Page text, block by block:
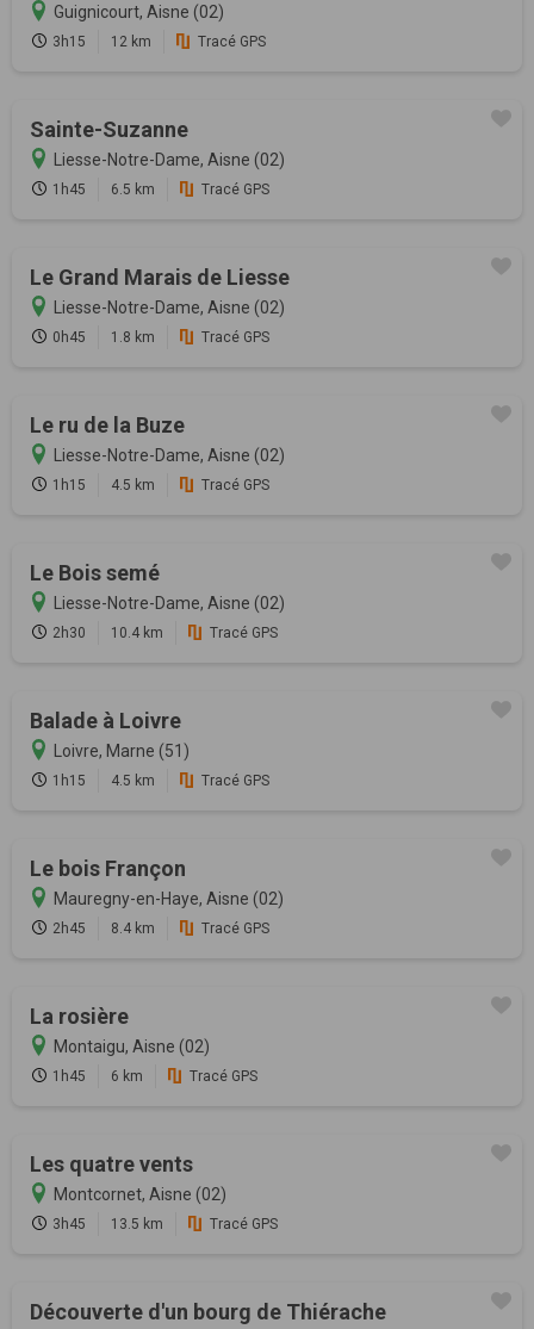
Guignicourt, Aisne (02)
3h15 12 km Tracé GPS
Sainte-Suzanne
Liesse-Notre-Dame, Aisne (02)
1h45 6.5 km Tracé GPS
Le Grand Marais de Liesse
Liesse-Notre-Dame, Aisne (02)
0h45 1.8 km Tracé GPS
Le ru de la Buze
Liesse-Notre-Dame, Aisne (02)
1h15 4.5 km Tracé GPS
Le Bois semé
Liesse-Notre-Dame, Aisne (02)
2h30 10.4 km Tracé GPS
Balade à Loivre
Loivre, Marne (51)
1h15 4.5 km Tracé GPS
Le bois Françon
Mauregny-en-Haye, Aisne (02)
2h45 8.4 km Tracé GPS
La rosière
Montaigu, Aisne (02)
1h45 6 km Tracé GPS
Les quatre vents
Montcornet, Aisne (02)
3h45 13.5 km Tracé GPS
Découverte d'un bourg de Thiérache